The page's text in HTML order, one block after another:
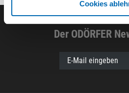
Cookies
Der ODÖRFER
E-Mail eingeben